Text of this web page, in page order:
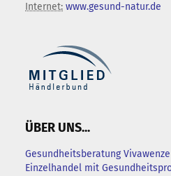
Internet: www.gesund-natur.de
ÜBER UNS...
Gesundheitsberatung
Einzelhandel mit